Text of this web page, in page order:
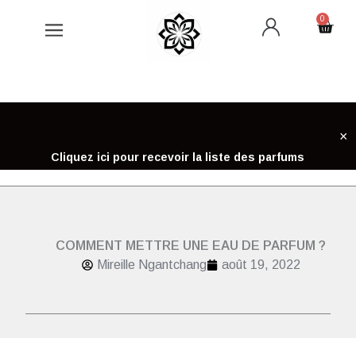
0
Cart
Cliquez ici pour recevoir la liste des parfums
×
COMMENT METTRE UNE EAU DE PARFUM ?
Mireille Ngantchang
août 19, 2022